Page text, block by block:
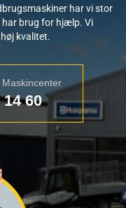
har vi stor
har brug for hjælp. Vi
kvalitet.
14 60